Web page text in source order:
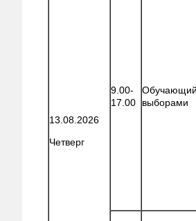
13.08.2026
Четверг
9.00-
17.00
выборами